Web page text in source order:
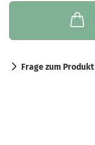
Frage zum Produkt